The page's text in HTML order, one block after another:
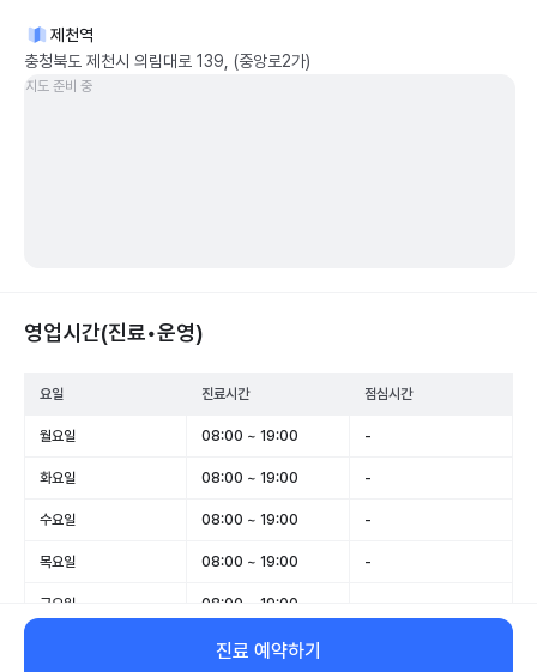
제천역
충청북도 제천시 의림대로 139, (중앙로2가)
지도 준비 중
영업시간(진료•운영)
요일 진료시간 점심시간
월요일 08:00 ~ 19:00 -
화요일 08:00 ~ 19:00 -
수요일 08:00 ~ 19:00 -
목요일 08:00 ~ 19:00 -
금요일 08:00 ~ 19:00
08:00 ~ 14:00
진료 예약하기